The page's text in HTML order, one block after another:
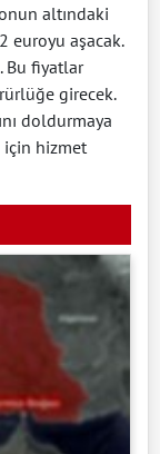
altındaki
euroyu aşacak.
Bu fiyatlar
girecek.
doldurmaya
için hizmet